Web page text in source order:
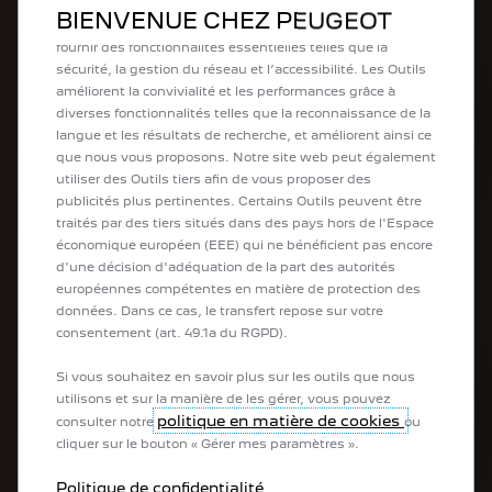
Véhicules 100 % électriques
Véhicules utilitaires 100 % électriques
Véhicules hybrides rechargeables
Véhicules hybrides
Citadines
SUV
Berlines
Breaks
Véhicules de société
Véhicules utilitaires
Véhicules transformés
Acheter
Acheter un utilitaire en ligne
Configurer votre nouvelle PEUGEOT
Acheter un véhicule d'occasion
Contacter un expert
BIENVENUE CHEZ PEUGEOT
possible sur notre site web. Ils nous permettent de vous
fournir des fonctionnalités essentielles telles que la
sécurité, la gestion du réseau et l’accessibilité. Les Outils
améliorent la convivialité et les performances grâce à
diverses fonctionnalités telles que la reconnaissance de la
langue et les résultats de recherche, et améliorent ainsi ce
que nous vous proposons. Notre site web peut également
utiliser des Outils tiers afin de vous proposer des
publicités plus pertinentes. Certains Outils peuvent être
traités par des tiers situés dans des pays hors de l'Espace
économique européen (EEE) qui ne bénéficient pas encore
d'une décision d'adéquation de la part des autorités
européennes compétentes en matière de protection des
données. Dans ce cas, le transfert repose sur votre
consentement (art. 49.1a du RGPD).
Si vous souhaitez en savoir plus sur les outils que nous
utilisons et sur la manière de les gérer, vous pouvez
consulter notre politique en matière de cookies ou
cliquer sur le bouton « Gérer mes paramètres ».
Politique de confidentialité